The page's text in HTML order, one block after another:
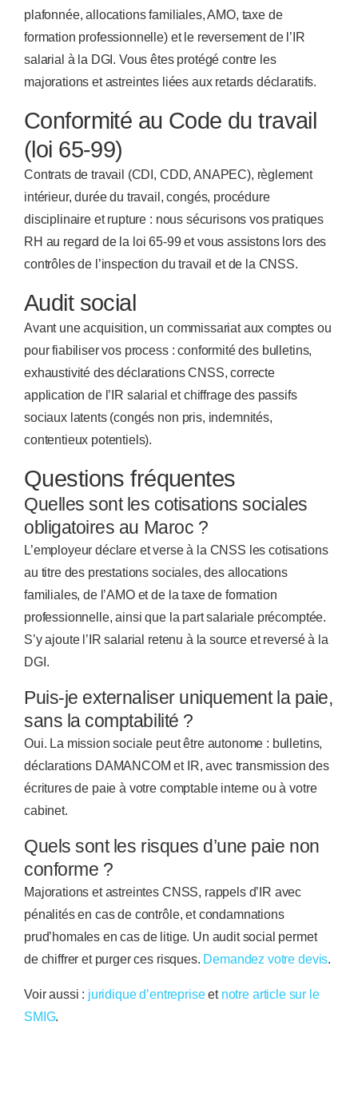
plafonnée, allocations familiales, AMO, taxe de
formation professionnelle) et le reversement de l’IR
salarial à la DGI. Vous êtes protégé contre les
majorations et astreintes liées aux retards déclaratifs.
Conformité au Code du travail
(loi 65-99)
Contrats de travail (CDI, CDD, ANAPEC), règlement
intérieur, durée du travail, congés, procédure
disciplinaire et rupture : nous sécurisons vos pratiques
RH au regard de la loi 65-99 et vous assistons lors des
contrôles de l’inspection du travail et de la CNSS.
Audit social
Avant une acquisition, un commissariat aux comptes ou
pour fiabiliser vos process : conformité des bulletins,
exhaustivité des déclarations CNSS, correcte
application de l’IR salarial et chiffrage des passifs
sociaux latents (congés non pris, indemnités,
contentieux potentiels).
Questions fréquentes
Quelles sont les cotisations sociales
obligatoires au Maroc ?
L’employeur déclare et verse à la CNSS les cotisations
au titre des prestations sociales, des allocations
familiales, de l’AMO et de la taxe de formation
professionnelle, ainsi que la part salariale précomptée.
S’y ajoute l’IR salarial retenu à la source et reversé à la
DGI.
Puis-je externaliser uniquement la paie,
sans la comptabilité ?
Oui. La mission sociale peut être autonome : bulletins,
déclarations DAMANCOM et IR, avec transmission des
écritures de paie à votre comptable interne ou à votre
cabinet.
Quels sont les risques d’une paie non
conforme ?
Majorations et astreintes CNSS, rappels d’IR avec
pénalités en cas de contrôle, et condamnations
prud’homales en cas de litige. Un audit social permet
de chiffrer et purger ces risques. Demandez votre devis.
Voir aussi : juridique d’entrepriseet notre article sur le
SMIG.